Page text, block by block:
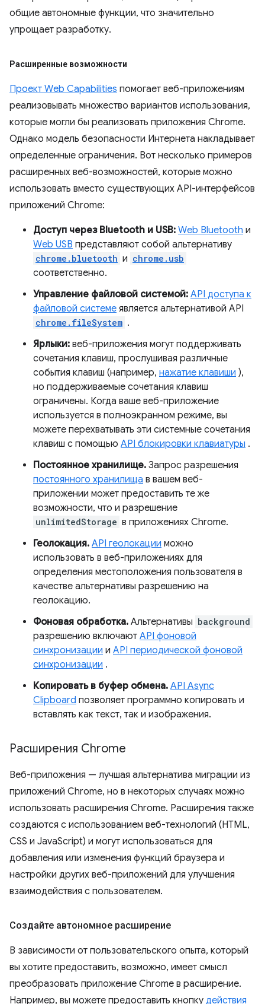
общие автономные функции, что значительно
упрощает разработку.
Расширенные возможности
Проект Web Capabilities помогает веб-приложениям
реализовывать множество вариантов использования,
которые могли бы реализовать приложения Chrome.
Однако модель безопасности Интернета накладывает
определенные ограничения. Вот несколько примеров
расширенных веб-возможностей, которые можно
использовать вместо существующих API-интерфейсов
приложений Chrome:
Доступ через Bluetooth и USB: Web Bluetooth и
Web USB представляют собой альтернативу
chrome.bluetooth и chrome.usb
соответственно.
Управление файловой системой: API доступа к
файловой системе является альтернативой API
chrome.fileSystem .
Ярлыки: веб-приложения могут поддерживать
сочетания клавиш, прослушивая различные
события клавиш (например, нажатие клавиши ),
но поддерживаемые сочетания клавиш
ограничены. Когда ваше веб-приложение
используется в полноэкранном режиме, вы
можете перехватывать эти системные сочетания
клавиш с помощью API блокировки клавиатуры .
Постоянное хранилище. Запрос разрешения
постоянного хранилища в вашем веб-
приложении может предоставить те же
возможности, что и разрешение
unlimitedStorage в приложениях Chrome.
Геолокация. API геолокации можно
использовать в веб-приложениях для
определения местоположения пользователя в
качестве альтернативы разрешению на
геолокацию.
Фоновая обработка. Альтернативы background
разрешению включают API фоновой
синхронизации и API периодической фоновой
синхронизации .
Копировать в буфер обмена. API Async
Clipboard позволяет программно копировать и
вставлять как текст, так и изображения.
Расширения Chrome
Веб-приложения — лучшая альтернатива миграции из
приложений Chrome, но в некоторых случаях можно
использовать расширения Chrome. Расширения также
создаются с использованием веб-технологий (HTML,
CSS и JavaScript) и могут использоваться для
добавления или изменения функций браузера и
настройки других веб-приложений для улучшения
взаимодействия с пользователем.
Создайте автономное расширение
В зависимости от пользовательского опыта, который
вы хотите предоставить, возможно, имеет смысл
преобразовать приложение Chrome в расширение.
Например, вы можете предоставить кнопку действия